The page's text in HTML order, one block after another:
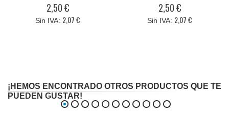
2,50 €
2,07 €
2,50 €
2,07 €
¡HEMOS ENCONTRADO OTROS PRODUCTOS QUE TE
PUEDEN GUSTAR!